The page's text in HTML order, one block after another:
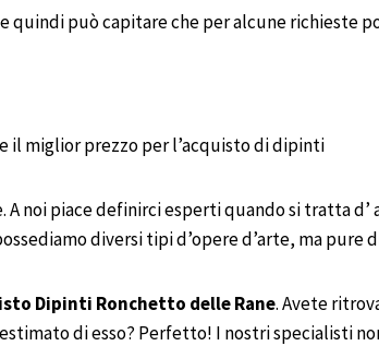
può capitare che per alcune richieste
il miglior prezzo per l’acquisto di dipinti
A noi piace definirci esperti quando si tratta
diversi tipi d’opere d’arte, ma
Dipinti Ronchetto delle Rane. Avete
di esso? Perfetto! I nostri specialisti